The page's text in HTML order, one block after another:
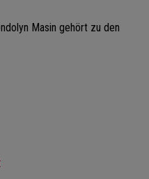
Masin gehört zu den